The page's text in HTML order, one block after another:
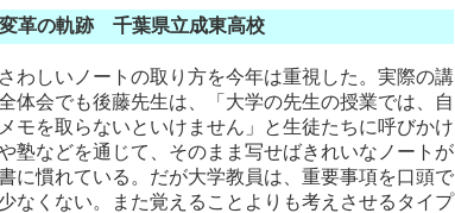
革の軌跡 千葉県立成東高校
わしいノートの取り方を今年は重視した。実際の講
体会でも後藤先生は、「大学の先生の授業では、自
モを取らないといけません」と生徒たちに呼びかけ
塾などを通じて、そのまま写せばきれいなノートが
に慣れている。だが大学教員は、重要事項を口頭で
なくない。また覚えることよりも考えさせるタイプ